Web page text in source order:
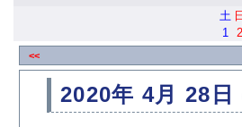
土 日
1
2
<<
2020年 4月 28日